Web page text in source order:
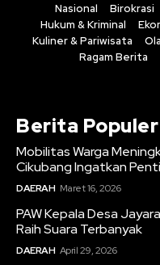
Nasional Birokrasi
Hukum & Kriminal
Kuliner & Pariwisata
Ragam Berita
Berita Populer
Mobilitas Warga
Cikubang Ingatkan
DAERAH Maret 16, 2026
PAW Kepala Desa
Raih Suara Terbanyak
DAERAH April 29, 2026